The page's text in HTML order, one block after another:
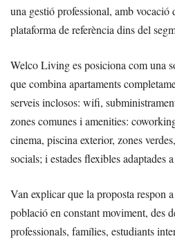
una gestió professional, amb vocació
plataforma de referència dins del
Welco Living es posiciona com una
que combina apartaments
serveis inclosos: wifi,
zones comunes i amenities:
cinema, piscina exterior, zones
socials; i estades flexibles adaptades
Van explicar que la proposta respon
població en constant moviment, des
professionals, famílies, estudiants